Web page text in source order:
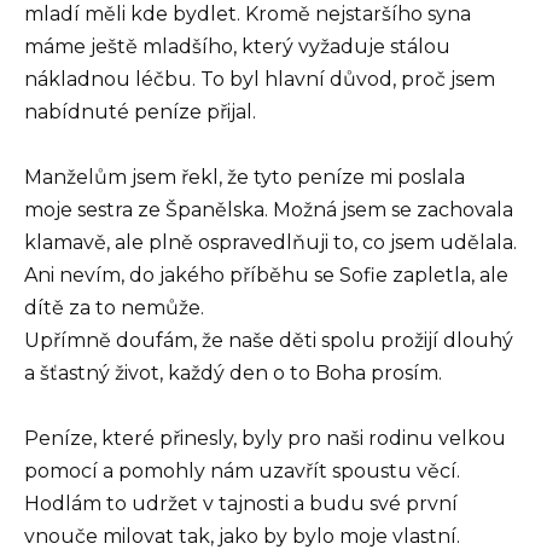
mladí měli kde bydlet. Kromě nejstaršího syna
máme ještě mladšího, který vyžaduje stálou
nákladnou léčbu. To byl hlavní důvod, proč jsem
nabídnuté peníze přijal.
Manželům jsem řekl, že tyto peníze mi poslala
moje sestra ze Španělska. Možná jsem se zachovala
klamavě, ale plně ospravedlňuji to, co jsem udělala.
Ani nevím, do jakého příběhu se Sofie zapletla, ale
dítě za to nemůže.
Upřímně doufám, že naše děti spolu prožijí dlouhý
a šťastný život, každý den o to Boha prosím.
Peníze, které přinesly, byly pro naši rodinu velkou
pomocí a pomohly nám uzavřít spoustu věcí.
Hodlám to udržet v tajnosti a budu své první
vnouče milovat tak, jako by bylo moje vlastní.